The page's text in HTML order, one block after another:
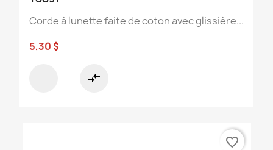
Corde à lunette faite de coton avec glissière...
5,30 $
compare_arrows
favorite_border